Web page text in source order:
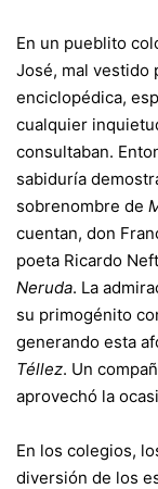
En un pueblito
José, mal vestido
enciclopédica,
cualquier
consultaban.
sabiduría
sobrenombre de
cuentan, don
poeta Ricardo
Neruda. La
su primogénito
generando esta
Téllez. Un
aprovechó la
En los colegios,
diversión de los